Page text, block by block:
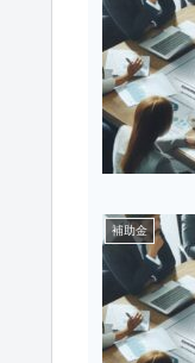
補助金